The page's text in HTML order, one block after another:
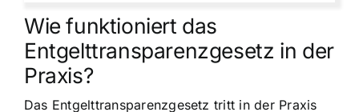
Wie funktioniert das
Entgelttransparenzgesetz in der
Praxis?
Das Entgelttransparenzgesetz tritt in der Praxis